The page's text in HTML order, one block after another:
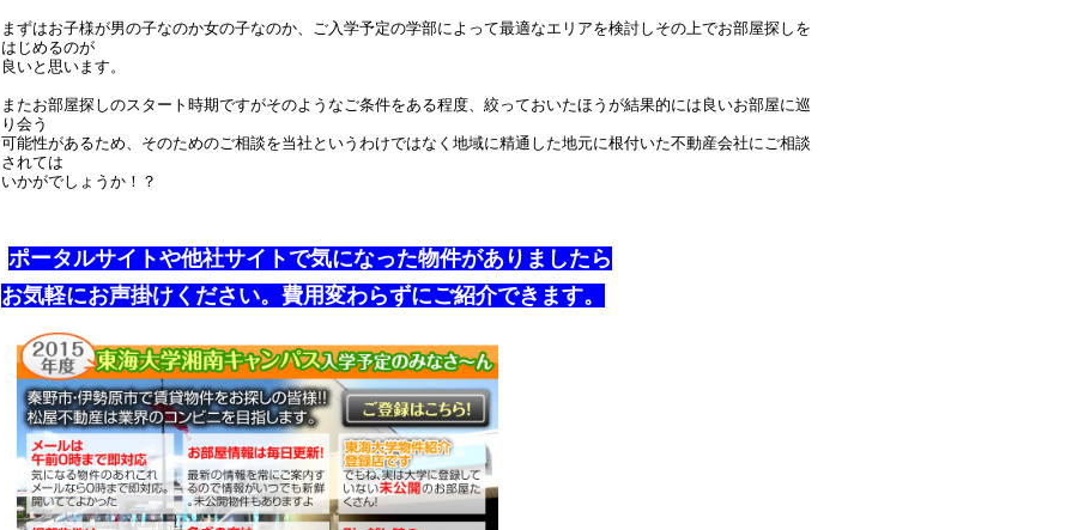
まずはお子様が男の子なのか女の子なのか、ご入学予定の学部によって最適なエリアを検討しその上でお部屋探しを
はじめるのが
良いと思います。
またお部屋探しのスタート時期ですがそのようなご条件をある程度、絞っておいたほうが結果的には良いお部屋に巡
り会う
可能性があるため、そのためのご相談を当社というわけではなく地域に精通した地元に根付いた不動産会社にご相談
されては
いかがでしょうか！？
ポータルサイトや他社サイトで気になった物件がありましたら
お気軽にお声掛けください。費用変わらずにご紹介できます。